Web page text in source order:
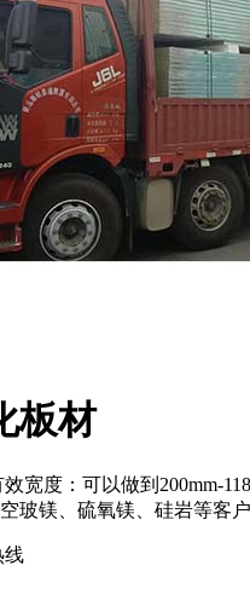
板材
宽度：可以做到200mm-
玻镁、硫氧镁、硅岩等客
线